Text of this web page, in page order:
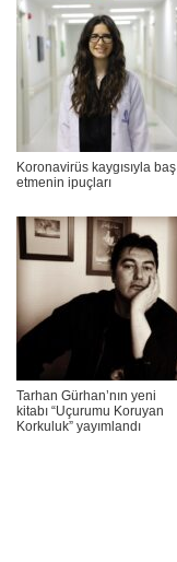
Koronavirüs kaygısıyla baş
etmenin ipuçları
Tarhan Gürhan’nın yeni
kitabı “Uçurumu Koruyan
Korkuluk” yayımlandı